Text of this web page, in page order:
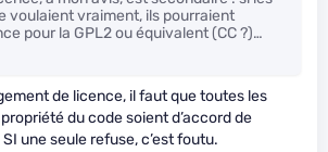
voulaient vraiment, ils pourraient
pour la GPL2 ou équivalent (CC ?)…
de licence, il faut que toutes les
du code soient d’accord de
une seule refuse, c’est foutu.